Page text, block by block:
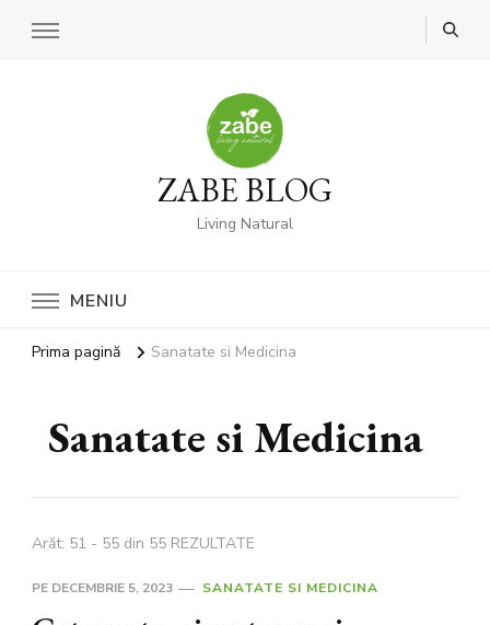
ZABE BLOG
Living Natural
MENIU
Prima pagină Sanatate si Medicina
Sanatate si Medicina
Arăt: 51 - 55 din 55 REZULTATE
PE DECEMBRIE 5, 2023 SANATATE SI MEDICINA